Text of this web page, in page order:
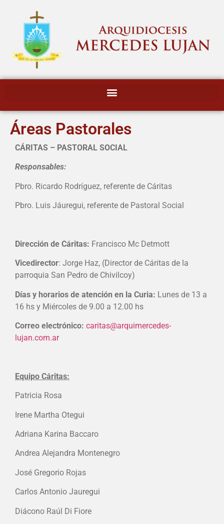
Áreas Pastorales
CÁRITAS – PASTORAL SOCIAL
Responsables:
Pbro. Ricardo Rodríguez, referente de Cáritas
Pbro. Luis Jáuregui, referente de Pastoral Social
Dirección de Cáritas: Francisco Mc Detmott
Vicedirector: Jorge Haz, (Director de Cáritas de la
parroquia San Pedro de Chivilcoy)
Días y horarios de atención en la Curia: Lunes de 13 a
16 hs y Miércoles de 9.00 a 12.00 hs
Correo electrónico: caritas@arquimercedes-
lujan.com.ar
Equipo Cáritas:
Patricia Rosa
Irene Martha Otegui
Adriana Karina Baccaro
Andrea Alejandra Montenegro
José Gregorio Rojas
Carlos Antonio Jauregui
Diácono Raúl Di Fiore